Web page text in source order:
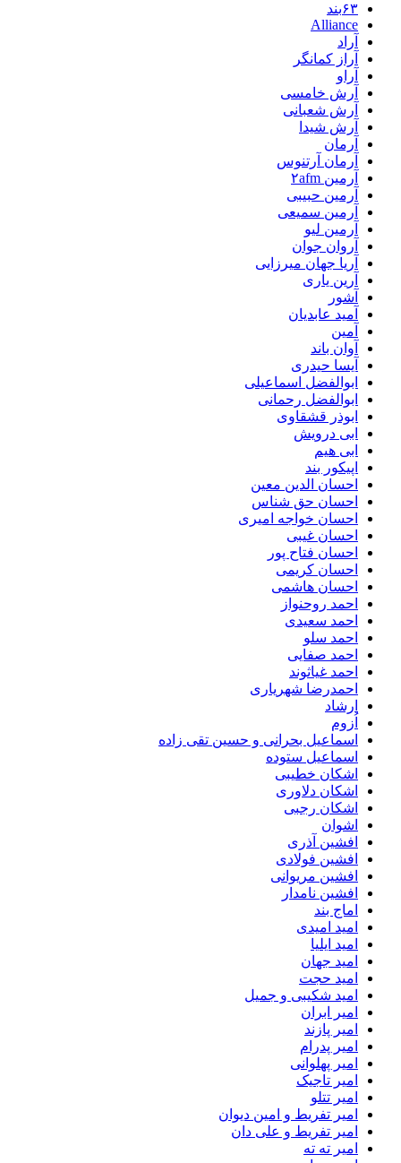
۶۳بند
Alliance
آراد
آراز کمانگر
آراو
آرش خامسی
آرش شعبانی
آرش شیدا
آرمان
آرمان آرتنوس
آرمین ۲afm
آرمین حبیبی
آرمین سمیعی
آرمین لیو
آروان جوان
آریا جهان میرزایی
آرین یاری
آشور
آمید عابدیان
آمین
آوان باند
آیسا حیدری
ابوالفضل اسماعیلی
ابوالفضل رحمانی
ابوذر قشقاوی
ابی درویش
ابی هیم
اپیکور بند
احسان الدین معین
احسان حق شناس
احسان خواجه امیری
احسان غیبی
احسان فتاح پور
احسان کریمی
احسان هاشمی
احمد روحنواز
احمد سعیدی
احمد سلو
احمد صفایی
احمد غیاثوند
احمدرضا شهریاری
ارشاد
اُزوم
اسماعیل بحرانی و حسین تقی زاده
اسماعیل ستوده
اشکان خطیبی
اشکان دلاوری
اشکان رجبی
اشوان
افشین آذری
افشین فولادی
افشین مریوانی
افشین نامدار
اماج بند
امید امیدی
امید ایلیا
امید جهان
امید حجت
امید شکیبی و جمیل
امیر ابران
امیر پازند
امیر پدرام
امیر پهلوانی
امیر تاجیک
امیر تتلو
امیر تفریط و امین دیوان
امیر تفریط و علی دان
امیر ته ته